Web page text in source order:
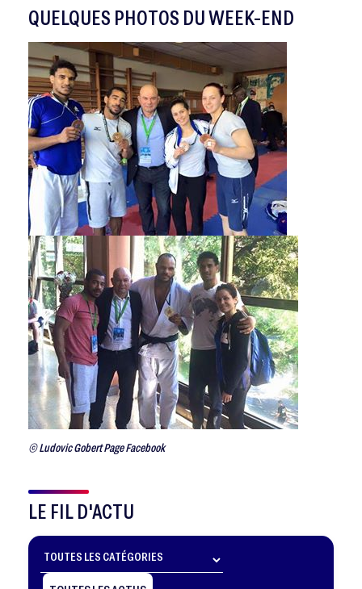
QUELQUES PHOTOS DU WEEK-END
© Ludovic Gobert Page Facebook
LE FIL D'ACTU